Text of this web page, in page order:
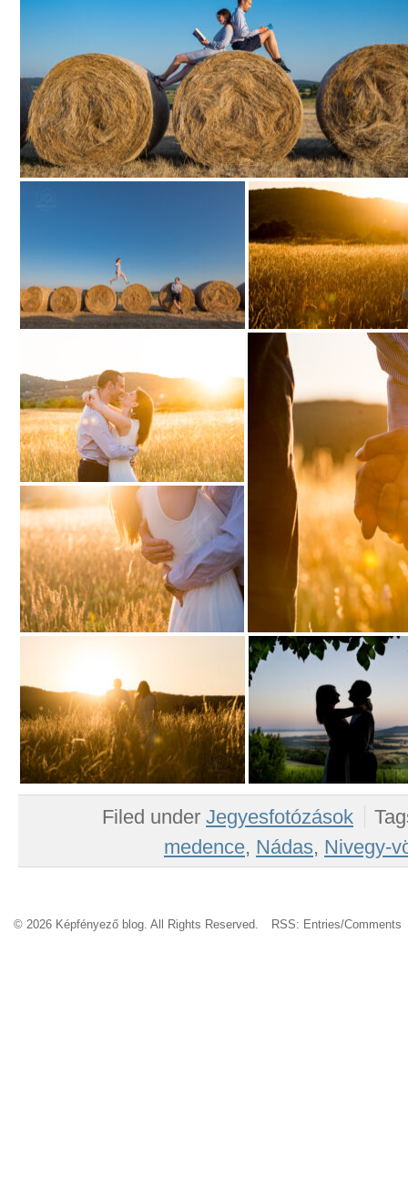
Filed under Jegyesfotózások
medence, Nádas, Nivegy-
© 2026 Képfényező blog. All Rights Reserved. RSS: Entries/Comments